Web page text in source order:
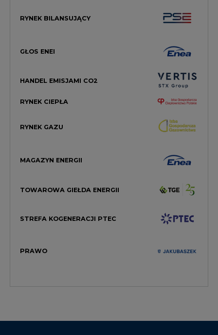
RYNEK BILANSUJĄCY
GŁOS ENEI
HANDEL EMISJAMI CO2
RYNEK CIEPŁA
RYNEK GAZU
MAGAZYN ENERGII
TOWAROWA GIEŁDA ENERGII
STREFA KOGENERACJI PTEC
PRAWO